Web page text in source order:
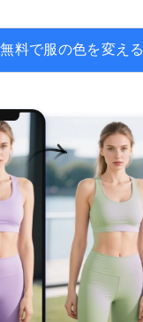
無料で服の色を変える